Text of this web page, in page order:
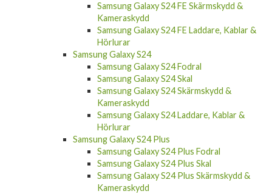
Samsung Galaxy S24 FE Skärmskydd &
Kameraskydd
Samsung Galaxy S24 FE Laddare, Kablar &
Hörlurar
Samsung Galaxy S24
Samsung Galaxy S24 Fodral
Samsung Galaxy S24 Skal
Samsung Galaxy S24 Skärmskydd &
Kameraskydd
Samsung Galaxy S24 Laddare, Kablar &
Hörlurar
Samsung Galaxy S24 Plus
Samsung Galaxy S24 Plus Fodral
Samsung Galaxy S24 Plus Skal
Samsung Galaxy S24 Plus Skärmskydd &
Kameraskydd